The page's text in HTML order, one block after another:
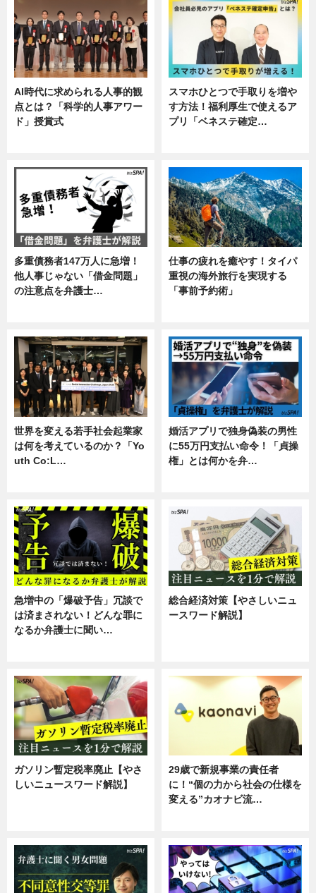
AI時代に求められる人事的観
点とは？「科学的人事アワー
ド」授賞式
スマホひとつで手取りを増や
す方法！福利厚生で使えるア
プリ「ベネステ確定…
多重債務者147万人に急増！
他人事じゃない「借金問題」
の注意点を弁護士…
仕事の疲れを癒やす！タイパ
重視の海外旅行を実現する
「事前予約術」
世界を変える若手社会起業家
は何を考えているのか？「Yo
uth Co:L…
婚活アプリで独身偽装の男性
に55万円支払い命令！「貞操
権」とは何かを弁…
急増中の「爆破予告」冗談で
は済まされない！どんな罪に
なるか弁護士に聞い…
総合経済対策【やさしいニュ
ースワード解説】
ガソリン暫定税率廃止【やさ
しいニュースワード解説】
29歳で新規事業の責任者
に！“個の力から社会の仕様を
変える”カオナビ流…